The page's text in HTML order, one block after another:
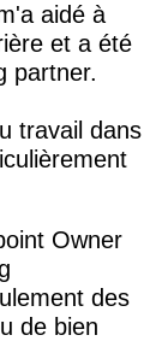
aidé à
et a été
partner.
travail dans
Owner
des
de bien